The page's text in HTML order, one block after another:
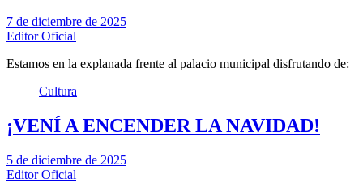
7 de diciembre de 2025
Editor Oficial
Estamos en la explanada frente al palacio municipal disfrutando de:
Cultura
¡VENÍ A ENCENDER LA NAVIDAD!
5 de diciembre de 2025
Editor Oficial